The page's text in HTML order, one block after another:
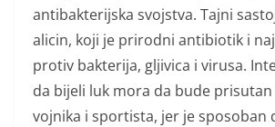
antibakterijska svojstva. Tajni
alicin, koji je prirodni antibiotik i
protiv bakterija, gljivica i virusa.
da bijeli luk mora da bude
vojnika i sportista, jer je sposoban